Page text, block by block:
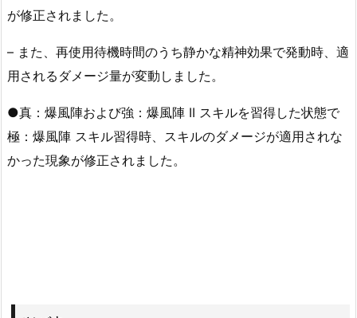
が修正されました。
– また、再使用待機時間のうち静かな精神効果で発動時、適
用されるダメージ量が変動しました。
●真：爆風陣および強：爆風陣 II スキルを習得した状態で
極：爆風陣 スキル習得時、スキルのダメージが適用されな
かった現象が修正されました。